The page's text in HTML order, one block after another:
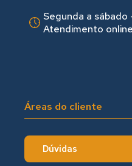
Segunda a sábado -
Atendimento
Áreas do cliente
Dúvidas